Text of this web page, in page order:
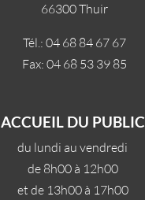
66300 Thuir
Tél.: 04 68 84 67 67
Fax: 04 68 53 39 85
ACCUEIL DU PUBLIC
du lundi au vendredi
de 8h00 à 12h00
et de 13h00 à 17h00